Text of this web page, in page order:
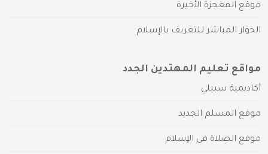
موقع المعجزة الأخيرة
الحوار المباشر للتعريف بالإسلام
مواقع تعليم المهتدين الجدد
أكاديمية سبيلي
موقع المسلم الجديد
موقع الصلاة في الإسلام